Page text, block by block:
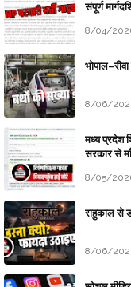
संपूर्ण
8/04/
8/06/
मध्य प्रदेश
सरकार से
8/05/
राहुकाल से
8/06/